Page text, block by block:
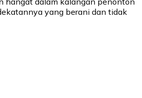
yang berani dan tidak